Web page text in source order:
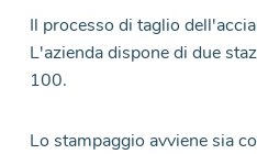
Il processo di taglio
L'azienda dispone di due
100.
Lo stampaggio avviene sia